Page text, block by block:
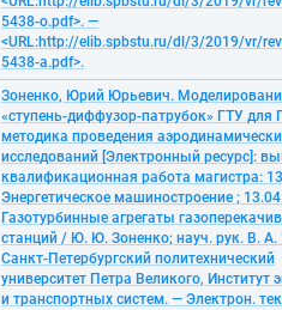
5438-o.pdf>. —
<URL:http://elib.spbstu.ru/dl/3/2019/vr/
5438-a.pdf>.
Зоненко, Юрий Юрьевич.
«ступень-диффузор-патрубок» ГТУ для
методика проведения
исследований [Электронный ресурс]:
квалификационная работа магистра:
Энергетическое машиностроение ;
Газотурбинные агрегаты
станций / Ю. Ю. Зоненко; науч. рук. В. А.
Санкт-Петербургский политехнический
университет Петра Великого, Институт
и транспортных систем. — Электрон.